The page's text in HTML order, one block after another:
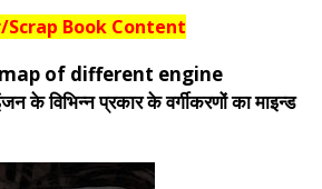
Book Content
of different engine
विभिन्न प्रकार के वर्गीकरणों का माइन्ड